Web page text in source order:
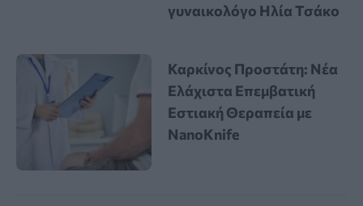
γυναικολόγο Ηλία Τσάκο
Καρκίνος Προστάτη: Νέα
Ελάχιστα Επεμβατική
Εστιακή Θεραπεία με
NanoKnife